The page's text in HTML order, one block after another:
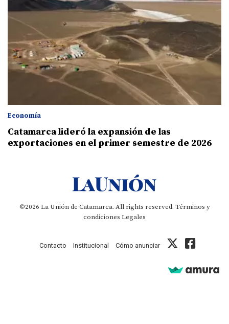
Economía
Catamarca lideró la expansión de las
exportaciones en el primer semestre de 2026
©2026 La Unión de Catamarca. All rights reserved. Términos y
condiciones Legales
Contacto Institucional Cómo anunciar